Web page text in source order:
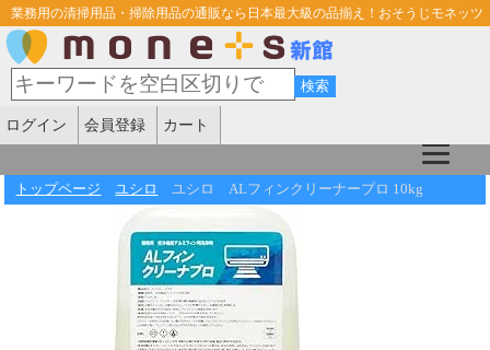
業務用の清掃用品・掃除用品の通販なら日本最大級の品揃え！おそうじモネッツ
ログイン 会員登録 カート
トップページ ユシロ ユシロ ALフィンクリーナープロ 10kg